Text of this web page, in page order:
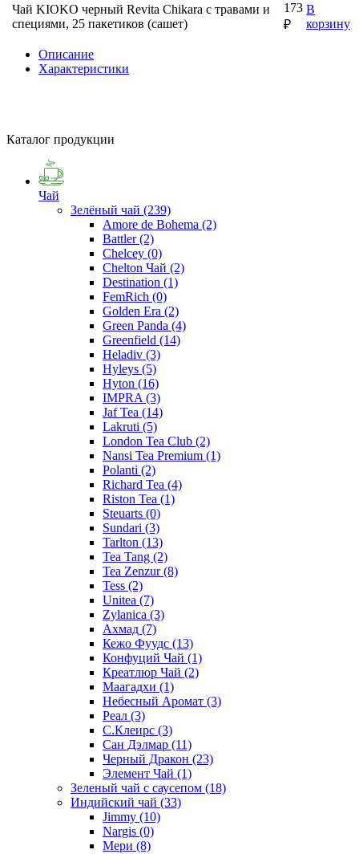
Чай KIOKO черный Revita Chikara с травами и
специями, 25 пакетиков (сашет)
173
₽
В
корзину
Описание
Характеристики
Каталог продукции
Чай
Зелёный чай (239)
Amore de Bohema (2)
Battler(2)
Chelcey (0)
Chelton Чай (2)
Destination (1)
FemRich (0)
Golden Era (2)
Green Panda (4)
Greenfield (14)
Heladiv (3)
Hyleys (5)
Hyton (16)
IMPRA (3)
Jaf Tea (14)
Lakruti (5)
London Tea Club (2)
Nansi Tea Premium (1)
Polanti (2)
Richard Tea (4)
Riston Tea (1)
Steuarts (0)
Sundari (3)
Tarlton (13)
Tea Tang (2)
Tea Zenzur(8)
Tess (2)
Unitea (7)
Zylanica (3)
Ахмад (7)
Кежо Фуудс (13)
Конфуций Чай (1)
Креатлюр Чай (2)
Маагадхи (1)
Небесный Аромат (3)
Реал (3)
С.Клеирс (3)
Сан Дэлмар (11)
Черный Дракон (23)
Элемент Чай (1)
Зеленый чай с саусепом (18)
Индийский чай (33)
Jimmy (10)
Nargis (0)
Мери (8)